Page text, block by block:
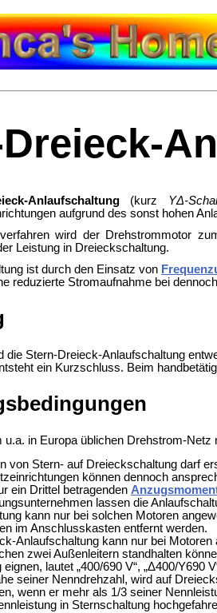
Anlaufschaltung(kurz YΔ-
aufgrund des sonst hohen
wird der Drehstrommotor
Leistung in Dreieckschaltung.
ist durch den Einsatz von
reduzierte Stromaufnahme bei
die Stern-Dreieck-Anlaufschaltung
ein Kurzschluss. Beim
u.a. in Europa üblichen Drehstrom-
von Stern- auf Dreieckschaltung darf
können dennoch
ein Drittel betragenden
lassen die
kann nur bei solchen Motoren
im Anschlusskasten entfernt werden.
Anlaufschaltung kann nur bei
zwei Außenleitern standhalten
lautet „400/690 V“, „Δ400/Y690
seiner Nenndrehzahl, wird auf
wenn er mehr als 1/3 seiner
in Sternschaltung